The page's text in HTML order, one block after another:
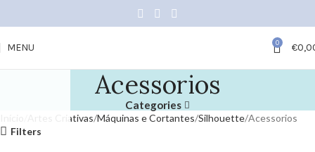
MENU 0 €
Acessorios
Categories
Artes Criativas Máquinas e Cortantes Silhouette Acessorios
Filters